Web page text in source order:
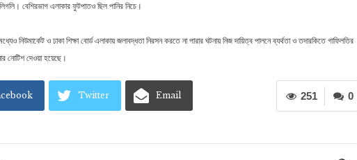
বেশিরভাগ এলাকার ফুটপাতও ছিল পানির নিচে।
নিউমার্কেট ও ঢাকা শিক্ষা বোর্ড এলাকায় জলাবদ্ধতা নিরসন করতে না পারার ঘটনায় নিজ দায়িত্ব পালনে ব্যর্থতা ও তদারকিতে গাফিলতির
নোটিশ দেওয়া হয়েছে।
0
251
Twitter Email